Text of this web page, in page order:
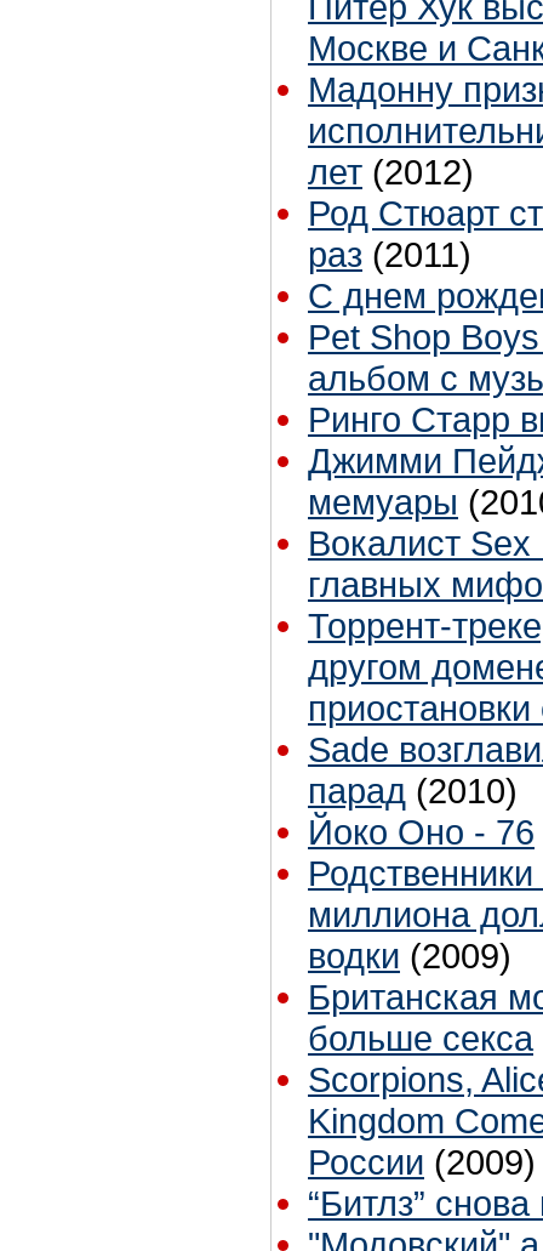
Москве и
Мадонну
лет (2012)
Род Стюарт
раз (2011)
С днем
Pet Shop
альбом с
Ринго Старр
Джимми
мемуары
Вокалист Sex
главных
Торрент-
другом
приостановки
Sade
парад (2010)
Йоко Оно - 76
миллиона
водки (2009)
Британская
больше секса
Scorpions,
Kingdom
России (2009)
“Битлз”